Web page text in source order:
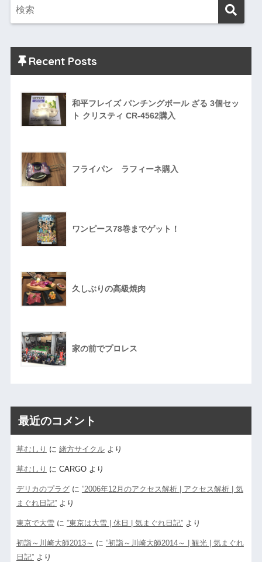
Recent Posts
和平フレイズ パンチングボール ざる 3個セッ
ト クリスティ CR-4562購入
フライパン ラフィーネ購入
ワンピース78巻までゲット！
久しぶりの高級焼肉
家の前でプロレス
最近のコメント
草むしり に 緒方サイクルより
草むしり に CARGOより
デリカのプラグに ”2006年12月のアクセス解析 | アクセス解析 | 気
まぐれ日記”より
東京で大雪に ”東京は大雪 | 休日 | 気まぐれ日記”より
初詣～川崎大師2013～ に ”初詣～川崎大師2014～ | 観光 | 気まぐれ
日記”より